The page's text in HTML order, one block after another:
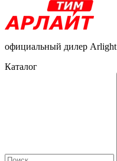
официальный дилер Arlight
Каталог